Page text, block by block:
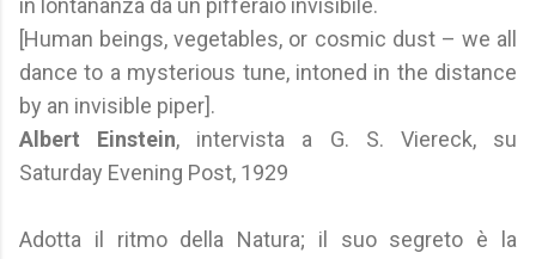
in lontananza da un pifferaio invisibile.
[Human beings, vegetables, or cosmic dust – we all
dance to a mysterious tune, intoned in the distance
by an invisible piper].
Albert Einstein, intervista a G. S. Viereck, su
Saturday Evening Post, 1929
Adotta il ritmo della Natura; il suo segreto è la